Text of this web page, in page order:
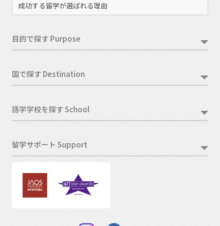
成功する留学が選ばれる理由
目的で探す Purpose
国で探す Destination
語学学校を探す School
留学サポート Support